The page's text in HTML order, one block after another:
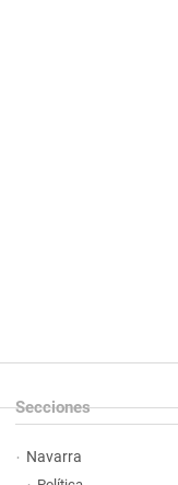
Secciones
Navarra